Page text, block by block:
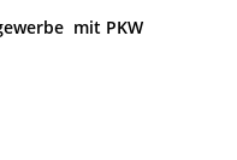
mit PKW